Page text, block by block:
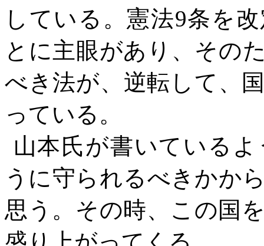
している。憲法9条を
とに主眼があり、その
べき法が、逆転して、
っている。
山本氏が書いている
うに守られるべきかか
思う。その時、この国